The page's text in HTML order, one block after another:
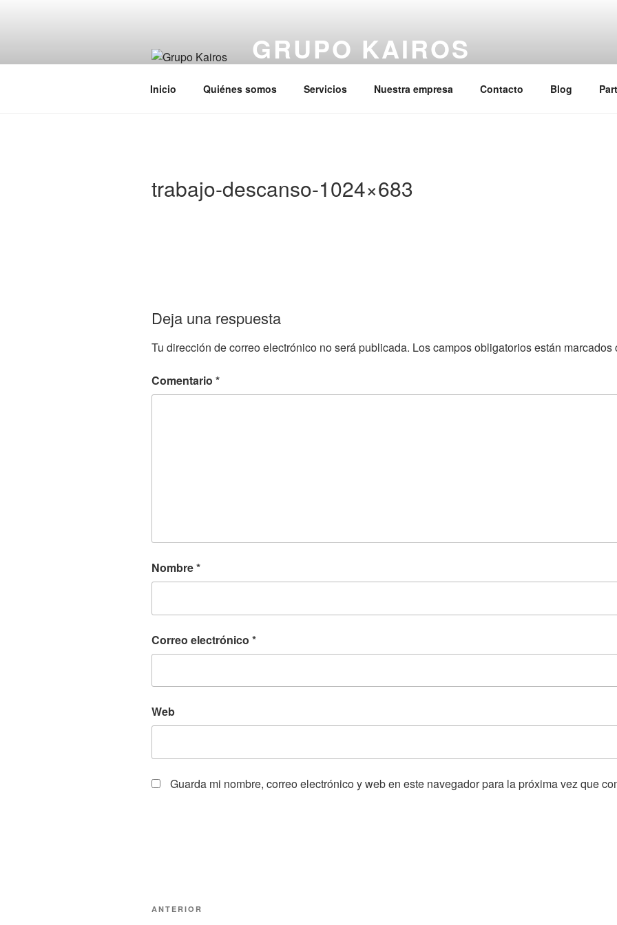
GRUPO KAIROS
Inicio Quiénes somos Servicios Nuestra empresa Contacto Blog
trabajo-descanso-1024×683
Deja una respuesta
Tu dirección de correo electrónico no será publicada. Los campos obligatorios están marcados
Comentario *
Nombre*
Correo electrónico *
Web
Guarda mi nombre, correo electrónico y web en este navegador para la próxima vez que
Navegación
Entrada
ANTERIOR